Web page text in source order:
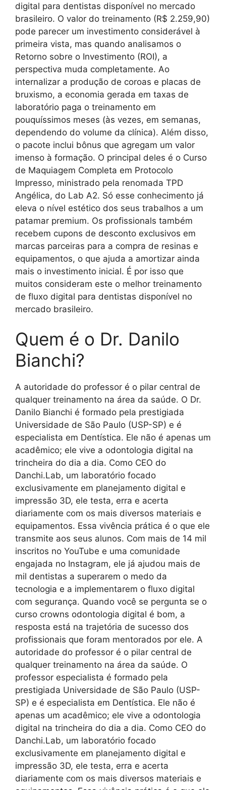
digital para dentistas disponível no mercado
brasileiro. O valor do treinamento (R$ 2.259,90)
pode parecer um investimento considerável à
primeira vista, mas quando analisamos o
Retorno sobre o Investimento (ROI), a
perspectiva muda completamente. Ao
internalizar a produção de coroas e placas de
bruxismo, a economia gerada em taxas de
laboratório paga o treinamento em
pouquíssimos meses (às vezes, em semanas,
dependendo do volume da clínica). Além disso,
o pacote inclui bônus que agregam um valor
imenso à formação. O principal deles é o Curso
de Maquiagem Completa em Protocolo
Impresso, ministrado pela renomada TPD
Angélica, do Lab A2. Só esse conhecimento já
eleva o nível estético dos seus trabalhos a um
patamar premium. Os profissionals também
recebem cupons de desconto exclusivos em
marcas parceiras para a compra de resinas e
equipamentos, o que ajuda a amortizar ainda
mais o investimento inicial. É por isso que
muitos consideram este o melhor treinamento
de fluxo digital para dentistas disponível no
mercado brasileiro.
Quem é o Dr. Danilo
Bianchi?
A autoridade do professor é o pilar central de
qualquer treinamento na área da saúde. O Dr.
Danilo Bianchi é formado pela prestigiada
Universidade de São Paulo (USP-SP) e é
especialista em Dentística. Ele não é apenas um
acadêmico; ele vive a odontologia digital na
trincheira do dia a dia. Como CEO do
Danchi.Lab, um laboratório focado
exclusivamente em planejamento digital e
impressão 3D, ele testa, erra e acerta
diariamente com os mais diversos materiais e
equipamentos. Essa vivência prática é o que ele
transmite aos seus alunos. Com mais de 14 mil
inscritos no YouTube e uma comunidade
engajada no Instagram, ele já ajudou mais de
mil dentistas a superarem o medo da
tecnologia e a implementarem o fluxo digital
com segurança. Quando você se pergunta se o
curso crowns odontologia digital é bom, a
resposta está na trajetória de sucesso dos
profissionais que foram mentorados por ele. A
autoridade do professor é o pilar central de
qualquer treinamento na área da saúde. O
professor especialista é formado pela
prestigiada Universidade de São Paulo (USP-
SP) e é especialista em Dentística. Ele não é
apenas um acadêmico; ele vive a odontologia
digital na trincheira do dia a dia. Como CEO do
Danchi.Lab, um laboratório focado
exclusivamente em planejamento digital e
impressão 3D, ele testa, erra e acerta
diariamente com os mais diversos materiais e